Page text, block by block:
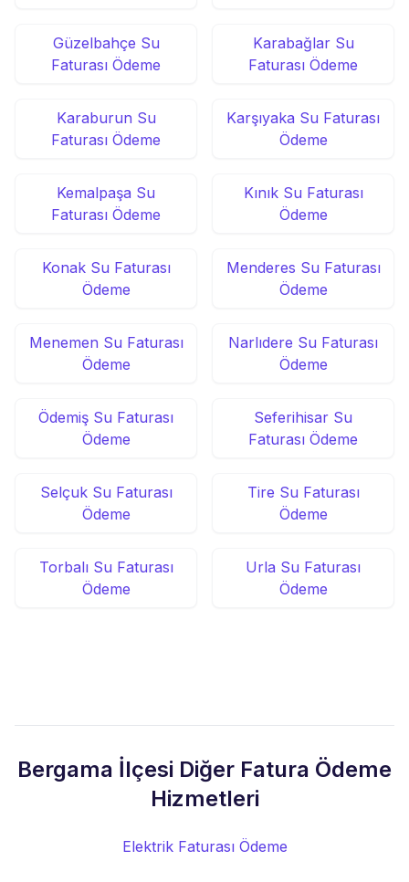
Güzelbahçe Su
Faturası Ödeme
Karabağlar Su
Faturası Ödeme
Karaburun Su
Faturası Ödeme
Karşıyaka Su Faturası
Ödeme
Kemalpaşa Su
Faturası Ödeme
Kınık Su Faturası
Ödeme
Konak Su Faturası
Ödeme
Menderes Su Faturası
Ödeme
Menemen Su Faturası
Ödeme
Narlıdere Su Faturası
Ödeme
Ödemiş Su Faturası
Ödeme
Seferihisar Su
Faturası Ödeme
Selçuk Su Faturası
Ödeme
Tire Su Faturası
Ödeme
Torbalı Su Faturası
Ödeme
Urla Su Faturası
Ödeme
Bergama İlçesi Diğer Fatura Ödeme
Hizmetleri
Elektrik Faturası Ödeme